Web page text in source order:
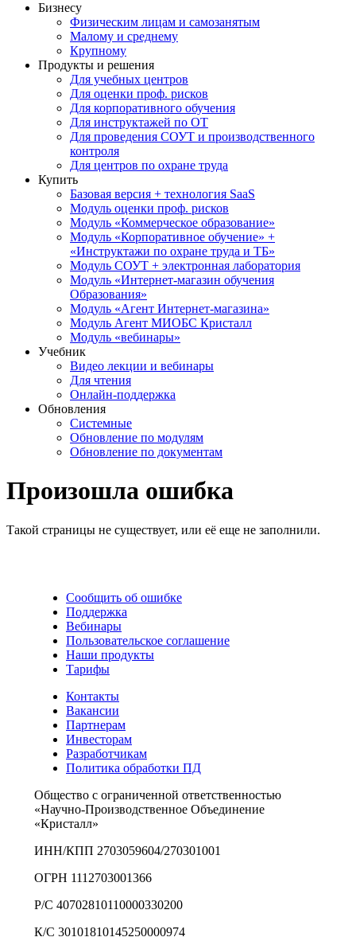
Бизнесу
Физическим лицам и самозанятым
Малому и среднему
Крупному
Продукты и решения
Для учебных центров
Для оценки проф. рисков
Для корпоративного обучения
Для инструктажей по ОТ
Для проведения СОУТ и производственного
контроля
Для центров по охране труда
Купить
Базовая версия + технология SaaS
Модуль оценки проф. рисков
Модуль «Коммерческое образование»
Модуль «Корпоративное обучение» +
«Инструктажи по охране труда и ТБ»
Модуль СОУТ + электронная лаборатория
Модуль «Интернет-магазин обучения
Образования»
Модуль «Агент Интернет-магазина»
Модуль Агент МИОБС Кристалл
Модуль «вебинары»
Учебник
Видео лекции и вебинары
Для чтения
Онлайн-поддержка
Обновления
Системные
Обновление по модулям
Обновление по документам
Произошла ошибка
Такой страницы не существует, или её еще не заполнили.
Сообщить об ошибке
Поддержка
Вебинары
Пользовательское соглашение
Наши продукты
Тарифы
Контакты
Вакансии
Партнерам
Инвесторам
Разработчикам
Политика обработки ПД
Общество с ограниченной ответственностью
«Научно-Производственное Объединение
«Кристалл»
ИНН/КПП 2703059604/270301001
ОГРН 1112703001366
Р/С 40702810110000330200
К/С 30101810145250000974